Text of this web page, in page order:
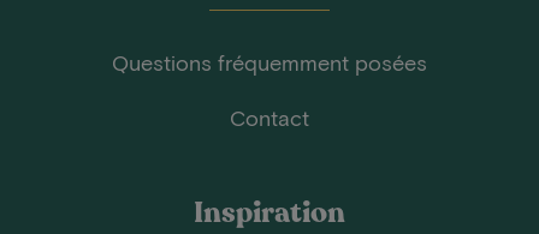
Questions fréquemment posées
Contact
Inspiration